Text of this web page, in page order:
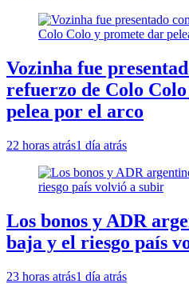
Vozinha fue
refuerzo de Colo
pelea por el arco
22 horas atrás1 día atrás
Los bonos y ADR
baja y el riesgo país
23 horas atrás1 día atrás